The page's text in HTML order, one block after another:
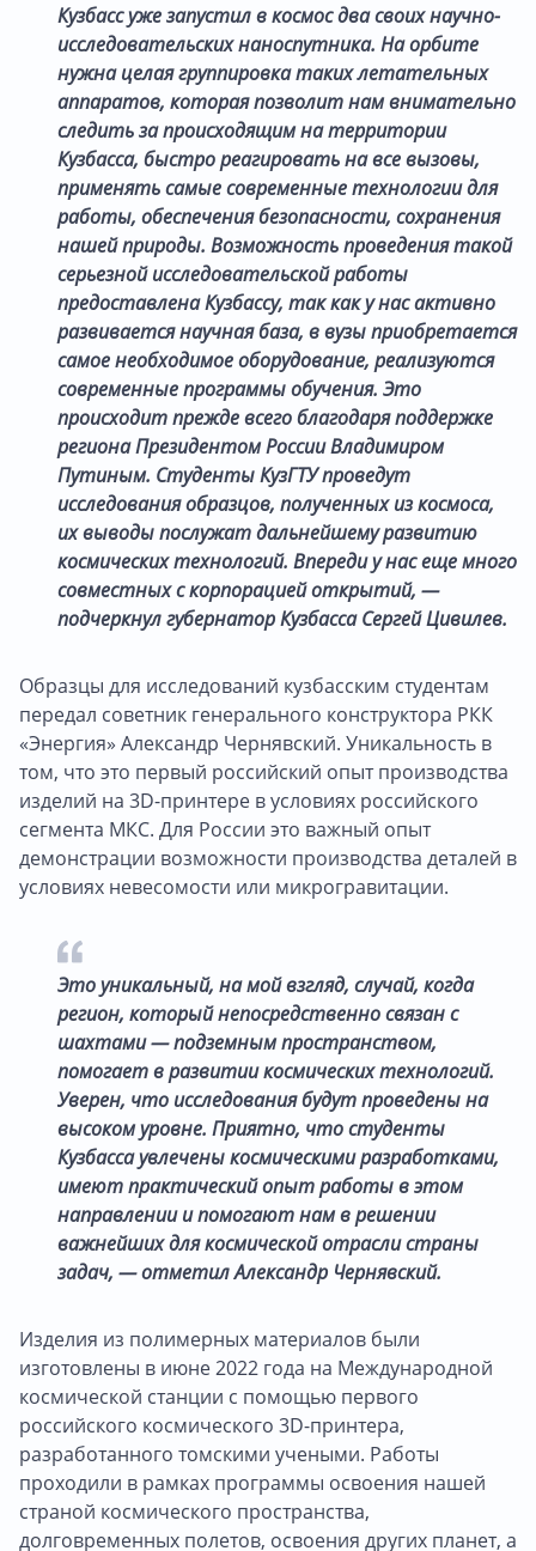
Кузбасс уже запустил в космос два своих научно-
исследовательских наноспутника. На орбите
нужна целая группировка таких летательных
аппаратов, которая позволит нам внимательно
следить за происходящим на территории
Кузбасса, быстро реагировать на все вызовы,
применять самые современные технологии для
работы, обеспечения безопасности, сохранения
нашей природы. Возможность проведения такой
серьезной исследовательской работы
предоставлена Кузбассу, так как у нас активно
развивается научная база, в вузы приобретается
самое необходимое оборудование, реализуются
современные программы обучения. Это
происходит прежде всего благодаря поддержке
региона Президентом России Владимиром
Путиным. Студенты КузГТУ проведут
исследования образцов, полученных из космоса,
их выводы послужат дальнейшему развитию
космических технологий. Впереди у нас еще много
совместных с корпорацией открытий, —
подчеркнул губернатор Кузбасса Сергей Цивилев.
Образцы для исследований кузбасским студентам
передал советник генерального конструктора РКК
«Энергия» Александр Чернявский. Уникальность в
том, что это первый российский опыт производства
изделий на 3D-принтере в условиях российского
сегмента МКС. Для России это важный опыт
демонстрации возможности производства деталей в
условиях невесомости или микрогравитации.
Это уникальный, на мой взгляд, случай, когда
регион, который непосредственно связан с
шахтами — подземным пространством,
помогает в развитии космических технологий.
Уверен, что исследования будут проведены на
высоком уровне. Приятно, что студенты
Кузбасса увлечены космическими разработками,
имеют практический опыт работы в этом
направлении и помогают нам в решении
важнейших для космической отрасли страны
задач, — отметил Александр Чернявский.
Изделия из полимерных материалов были
изготовлены в июне 2022 года на Международной
космической станции с помощью первого
российского космического 3D-принтера,
разработанного томскими учеными. Работы
проходили в рамках программы освоения нашей
страной космического пространства,
долговременных полетов, освоения других планет, а